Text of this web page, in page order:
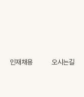
인재채용 오시는길